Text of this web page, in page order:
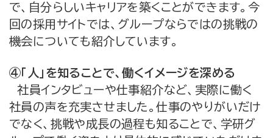
で、自分らしいキャリアを築くことができます。今
回の採用サイトでは、グループならではの挑戦の
機会についても紹介しています。
④「人」を知ることで、働くイメージを深める
社員インタビューや仕事紹介など、実際に働く
社員の声を充実させました。仕事のやりがいだけ
でなく、挑戦や成長の過程も知ることで、学研グ